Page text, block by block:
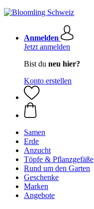
Anmelden
Jetzt anmelden
Bist du neu hier?
Konto erstellen
Samen
Erde
Anzucht
Töpfe & Pflanzgefäße
Rund um den Garten
Geschenke
Marken
Angebote